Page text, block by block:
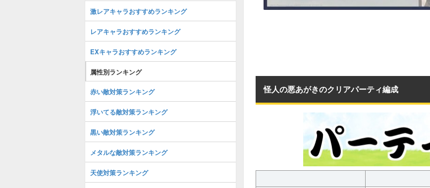
怪人の悪あがきのクリアパーティ編成
激レアキャラおすすめランキング
レアキャラおすすめランキング
EXキャラおすすめランキング
属性別ランキング
赤い敵対策ランキング
浮いてる敵対策ランキング
黒い敵対策ランキング
メタルな敵対策ランキング
天使対策ランキング